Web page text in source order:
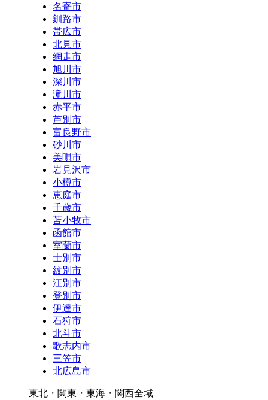
名寄市
釧路市
帯広市
北見市
網走市
旭川市
深川市
滝川市
赤平市
芦別市
富良野市
砂川市
美唄市
岩見沢市
小樽市
恵庭市
千歳市
苫小牧市
函館市
室蘭市
士別市
紋別市
江別市
登別市
伊達市
石狩市
北斗市
歌志内市
三笠市
北広島市
東北・関東・東海・関西全域